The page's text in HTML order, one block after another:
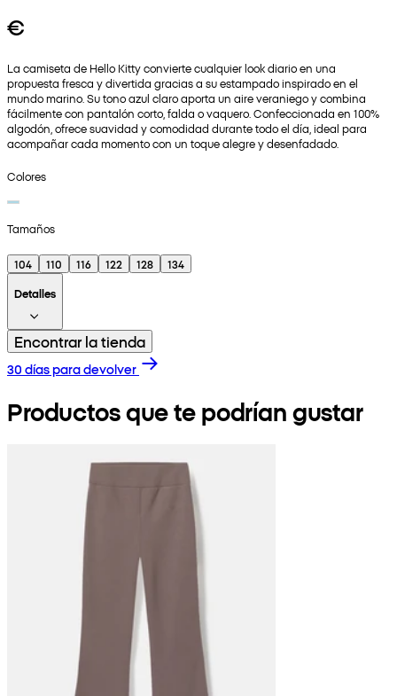
€
La camiseta de Hello Kitty convierte cualquier look diario en una
propuesta fresca y divertida gracias a su estampado inspirado en el
mundo marino. Su tono azul claro aporta un aire veraniego y combina
fácilmente con pantalón corto, falda o vaquero. Confeccionada en 100%
algodón, ofrece suavidad y comodidad durante todo el día, ideal para
acompañar cada momento con un toque alegre y desenfadado.
Colores
Tamaños
104 110 116 122 128
134
Detalles
Encontrar la tienda
30 días para devolver
Productos que te podrían gustar